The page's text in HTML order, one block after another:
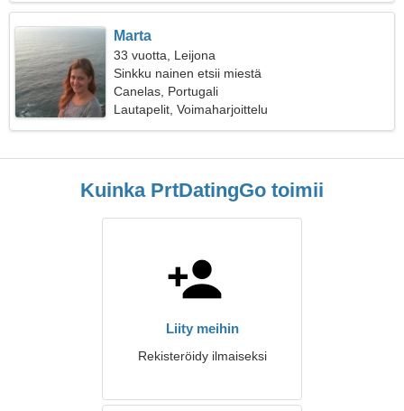
Marta
33 vuotta, Leijona
Sinkku nainen etsii miestä
Canelas, Portugali
Lautapelit, Voimaharjoittelu
Kuinka PrtDatingGo toimii
Liity meihin
Rekisteröidy ilmaiseksi